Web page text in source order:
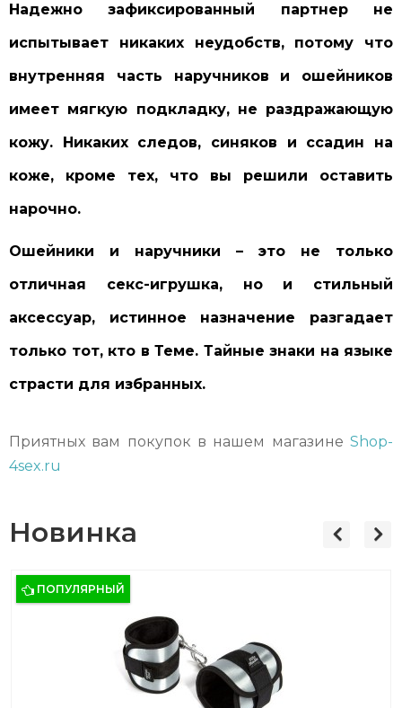
Надежно зафиксированный партнер не
испытывает никаких неудобств, потому что
внутренняя часть наручников и ошейников
имеет мягкую подкладку, не раздражающую
кожу. Никаких следов, синяков и ссадин на
коже, кроме тех, что вы решили оставить
нарочно.
Ошейники и наручники – это не только
отличная секс-игрушка, но и стильный
аксессуар, истинное назначение разгадает
только тот, кто в Теме. Тайные знаки на языке
страсти для избранных.
Приятных вам покупок в нашем магазине Shop-
4sex.ru
Новинка
ПОПУЛЯРНЫЙ